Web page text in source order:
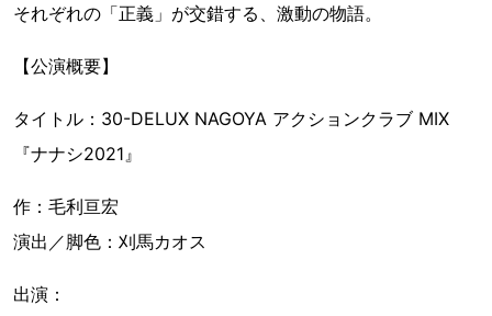
それぞれの「正義」が交錯する、激動の物語。
【公演概要】
タイトル：30-DELUX NAGOYA アクションクラブ MIX
『ナナシ2021』
作：毛利亘宏
演出／脚色：刈馬カオス
出演：